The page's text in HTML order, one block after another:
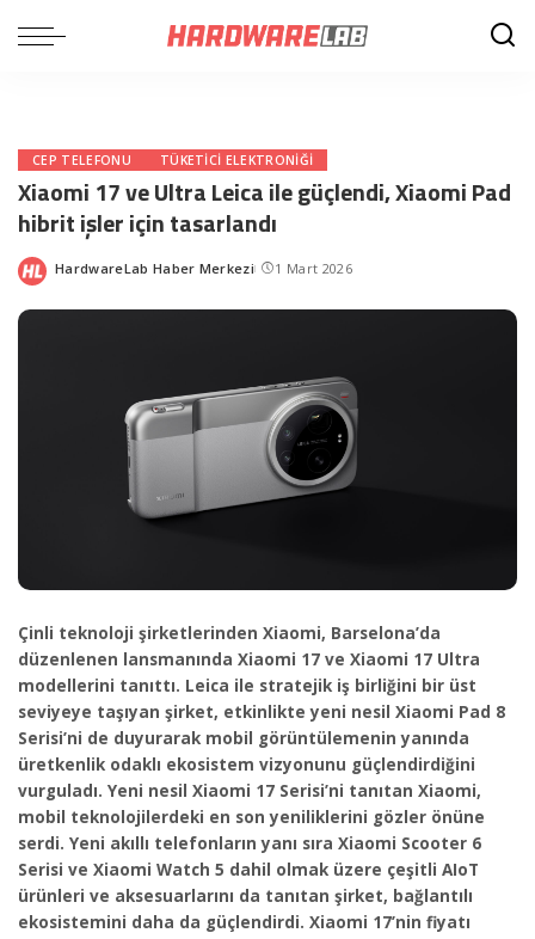
CEP TELEFONU TÜKETICI ELEKTRONIĞI
Xiaomi 17 ve Ultra Leica ile güçlendi, Xiaomi Pad
hibrit işler için tasarlandı
Posted
HardwareLab Haber Merkezi 1 Mart 2026
Çinli teknoloji şirketlerinden Xiaomi, Barselona’da
düzenlenen lansmanında Xiaomi 17 ve Xiaomi 17 Ultra
modellerini tanıttı. Leica ile stratejik iş birliğini bir üst
seviyeye taşıyan şirket, etkinlikte yeni nesil Xiaomi Pad 8
Serisi’ni de duyurarak mobil görüntülemenin yanında
üretkenlik odaklı ekosistem vizyonunu güçlendirdiğini
vurguladı. Yeni nesil Xiaomi 17 Serisi’ni tanıtan Xiaomi,
mobil teknolojilerdeki en son yeniliklerini gözler önüne
serdi. Yeni akıllı telefonların yanı sıra Xiaomi Scooter 6
Serisi ve Xiaomi Watch 5 dahil olmak üzere çeşitli AIoT
ürünleri ve aksesuarlarını da tanıtan şirket, bağlantılı
ekosistemini daha da güçlendirdi. Xiaomi 17’nin fiyatı